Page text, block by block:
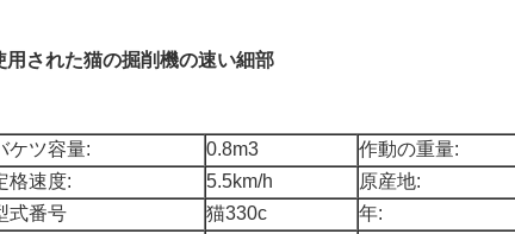
用された猫の掘削機の速い細部
ケツ容量: 0.8m3 作動の重量:
格速度:
5.5km/h 原産地:
式番号
猫330c 年: